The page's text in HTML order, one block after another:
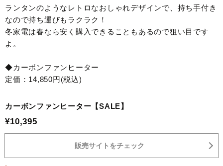
ランタンのようなレトロなおしゃれデザインで、持ち手付き
なので持ち運びもラクラク！
冬家電は春なら安く購入できることもあるので狙い目です
よ。
◆カーボンファンヒーター
定価：14,850円(税込)
カーボンファンヒーター【SALE】
¥10,395
販売サイトをチェック